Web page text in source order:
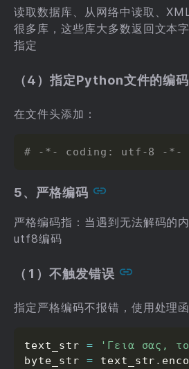
读取数据库、从网络中读取、
很多库，这些库大多数返回文本
指定
（4）指定Python文件的编码
在文件头添加：
# -*- coding: utf-8 -*-
5、严格编码
严格编码指：当遇到无法解码的
utf8编码
（1）不触发错误
指定严格编码不报错，使用处理
text_str =
'Γεια σας,
byte_str = text_str .